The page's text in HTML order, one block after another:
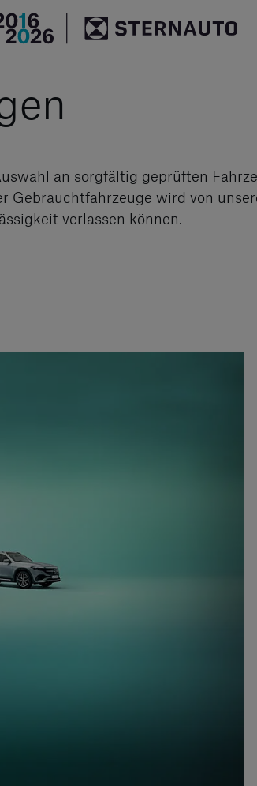
an sorgfältig geprüften
Gebrauchtfahrzeuge wird von
verlassen können.